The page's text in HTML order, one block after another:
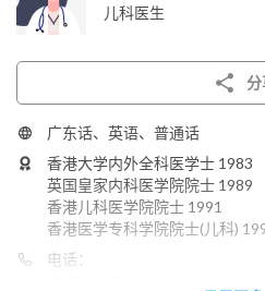
儿科医生
广东话、英语、普通话
香港大学内外全科医学士 1983
英国皇家内科医学院院士 1989
香港儿科医学院院士 1991
香港医学专科学院院士(儿科)
电话：